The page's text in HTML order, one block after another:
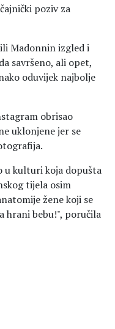
poziv za
Madonnin izgled i
savršeno, ali opet,
oduvijek najbolje
obrisao
uklonjene jer se
u kulturi koja dopušta
tijela osim
žene koji se
hrani bebu!", poručila